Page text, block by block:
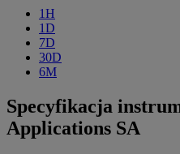
1H
1D
7D
30D
6M
Specyfikacja
Applications SA